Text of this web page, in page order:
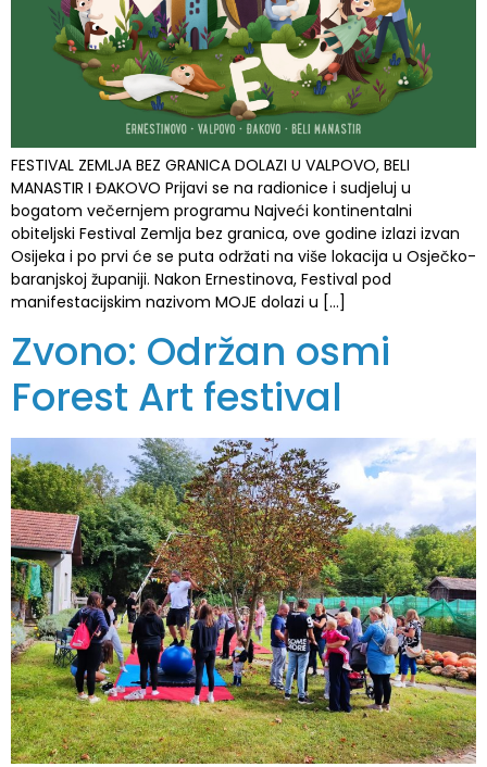
FESTIVAL ZEMLJA BEZ GRANICA DOLAZI U VALPOVO, BELI
MANASTIR I ĐAKOVO Prijavi se na radionice i sudjeluj u
bogatom večernjem programu Najveći kontinentalni
obiteljski Festival Zemlja bez granica, ove godine izlazi izvan
Osijeka i po prvi će se puta održati na više lokacija u Osječko-
baranjskoj županiji. Nakon Ernestinova, Festival pod
manifestacijskim nazivom MOJE dolazi u […]
Zvono: Održan osmi
Forest Art festival